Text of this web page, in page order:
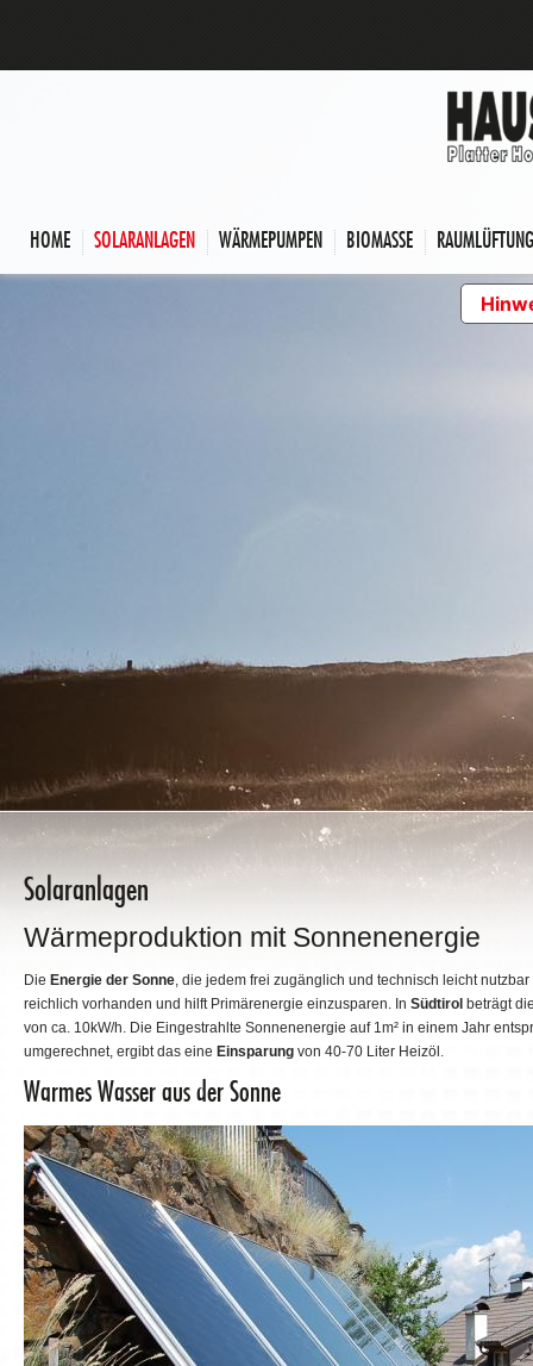
HOME SOLARANLAGEN WÄRMEPUMPEN BIOMASSE RAUMLÜFTUNG
Solaranlagen
Wärmeproduktion mit Sonnenenergie
Die Energie der Sonne, die jedem frei zugänglich und technisch leicht
reichlich vorhanden und hilft Primärenergie einzusparen. In Südtirol beträgt
von ca. 10kW/h. Die Eingestrahlte Sonnenenergie auf 1m² in einem Jahr
umgerechnet, ergibt das eine Einsparung von 40-70 Liter Heizöl.
Warmes Wasser aus der Sonne